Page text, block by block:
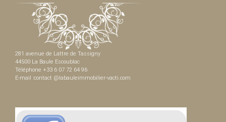
281 avenue de Lattre de Tassigny
44500 La Baule Escoublac
Téléphone +33 6 07 72 64 96
E-mail :contact @labauleimmobilier-vacti.com